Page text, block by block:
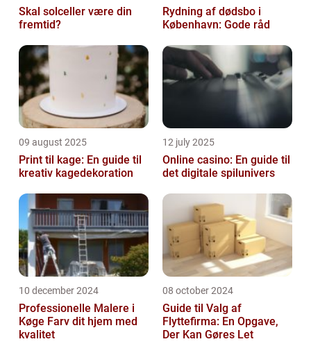
Skal solceller være din
fremtid?
Rydning af dødsbo i
København: Gode råd
09 august 2025
Print til kage: En guide til
kreativ kagedekoration
12 july 2025
Online casino: En guide til
det digitale spilunivers
10 december 2024
Professionelle Malere i
Køge Farv dit hjem med
kvalitet
08 october 2024
Guide til Valg af
Flyttefirma: En Opgave,
Der Kan Gøres Let